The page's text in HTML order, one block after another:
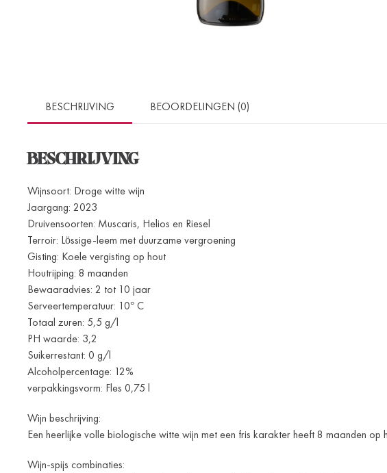
BESCHRIJVING BEOORDELINGEN (0)
BESCHRIJVING
Wijnsoort: Droge witte wijn
Jaargang: 2023
Druivensoorten: Muscaris, Helios en Riesel
Terroir: Lössige-leem met duurzame vergroening
Gisting: Koele vergisting op hout
Houtrijping: 8 maanden
Bewaaradvies: 2 tot 10 jaar
Serveertemperatuur: 10° C
Totaal zuren: 5,5 g/l
PH waarde: 3,2
Suikerrestant: 0 g/l
Alcoholpercentage: 12%
verpakkingsvorm: Fles 0,75 l
Wijn beschrijving:
Een heerlijke volle biologische witte wijn met een fris karakter heeft 8 maanden
Wijn-spijs combinaties: